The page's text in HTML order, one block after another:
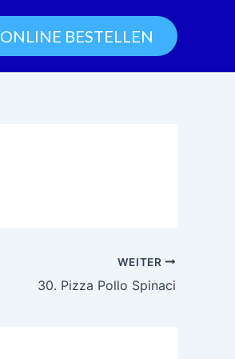
ONLINE BESTELLEN
WEITER
30. Pizza Pollo Spinaci